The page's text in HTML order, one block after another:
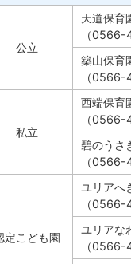
公立
天道保育
（0566-
築山保育
（0566-
私立
西端保育
（0566-
碧のうさ
（0566-
定こども園
ユリアへ
（0566-
ユリアな
（0566-